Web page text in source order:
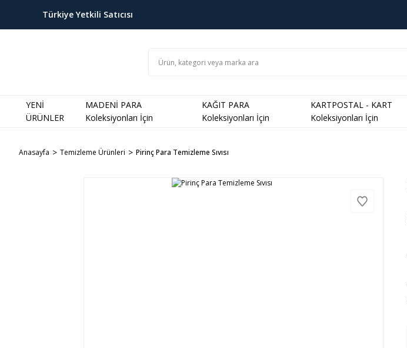
Türkiye Yetkili Satıcısı
YENİ
ÜRÜNLER
MADENİ PARA
Koleksiyonları İçin
KAĞIT PARA
Koleksiyonları İçin
KARTPOSTAL - KART
Koleksiyonları İçin
Anasayfa Temizleme Ürünleri Pirinç Para Temizleme Sıvısı